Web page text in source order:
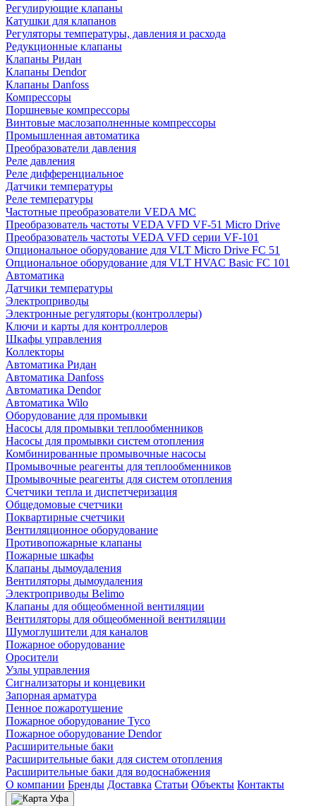
Регулирующие клапаны
Катушки для клапанов
Регуляторы температуры, давления и расхода
Редукционные клапаны
Клапаны Ридан
Клапаны Dendor
Клапаны Danfoss
Компрессоры
Поршневые компрессоры
Винтовые маслозаполненные компрессоры
Промышленная автоматика
Преобразователи давления
Реле давления
Реле дифференциальное
Датчики температуры
Реле температуры
Частотные преобразователи VEDA MC
Преобразователь частоты VEDA VFD VF-51 Micro Drive
Преобразователь частоты VEDA VFD серии VF-101
Опциональное оборудование для VLT Micro Drive FC 51
Опциональное оборудование для VLT HVAC Basic FC 101
Автоматика
Датчики температуры
Электроприводы
Электронные регуляторы (контроллеры)
Ключи и карты для контроллеров
Шкафы управления
Коллекторы
Автоматика Ридан
Автоматика Danfoss
Автоматика Dendor
Автоматика Wilo
Оборудование для промывки
Насосы для промывки теплообменников
Насосы для промывки систем отопления
Комбинированные промывочные насосы
Промывочные реагенты для теплообменников
Промывочные реагенты для систем отопления
Счетчики тепла и диспетчеризация
Общедомовые счетчики
Поквартирные счетчики
Вентиляционное оборудование
Противопожарные клапаны
Пожарные шкафы
Клапаны дымоудаления
Вентиляторы дымоудаления
Электроприводы Belimo
Клапаны для общеобменной вентиляции
Вентиляторы для общеобменной вентиляции
Шумоглушители для каналов
Пожарное оборудование
Оросители
Узлы управления
Сигнализаторы и концевики
Запорная арматура
Пенное пожаротушение
Пожарное оборудование Tyco
Пожарное оборудование Dendor
Расширительные баки
Расширительные баки для систем отопления
Расширительные баки для водоснабжения
О компании Бренды Доставка Статьи Объекты Контакты
Уфа